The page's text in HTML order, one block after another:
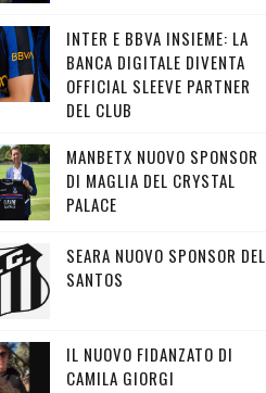
INTER E BBVA INSIEME: LA
BANCA DIGITALE DIVENTA
OFFICIAL SLEEVE PARTNER
DEL CLUB
MANBETX NUOVO SPONSOR
DI MAGLIA DEL CRYSTAL
PALACE
SEARA NUOVO SPONSOR DEL
SANTOS
IL NUOVO FIDANZATO DI
CAMILA GIORGI